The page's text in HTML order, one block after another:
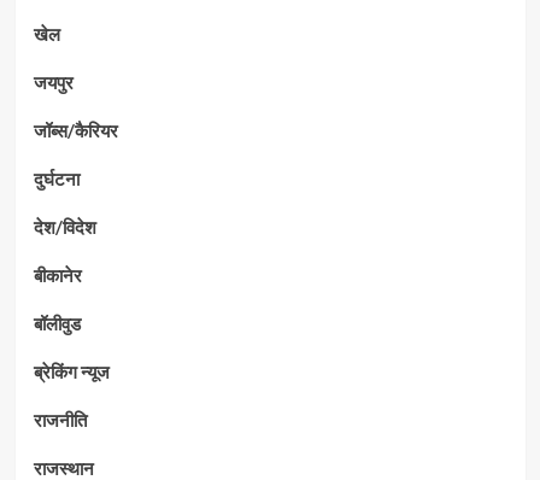
खेल
जयपुर
जॉब्स/कैरियर
दुर्घटना
देश/विदेश
बीकानेर
बॉलीवुड
ब्रेकिंग न्यूज
राजनीति
राजस्थान